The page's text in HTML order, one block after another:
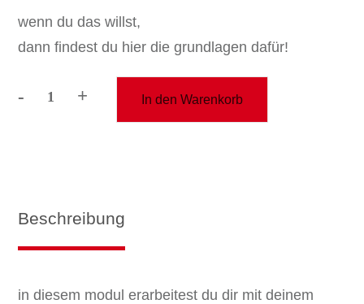
wenn du das willst,
dann findest du hier die grundlagen dafür!
-lockere
Menge
+ In den Warenkorb
Beschreibung
in diesem modul erarbeitest du dir mit deinem